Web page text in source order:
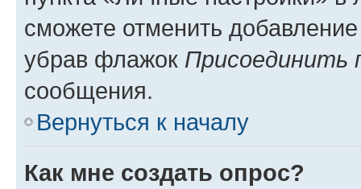
сможете отменить
убрав флажок Присоединить
сообщения.
Вернуться к началу
Как мне создать опрос?